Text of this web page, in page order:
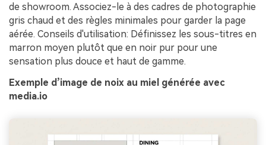
de showroom. Associez-le à des cadres de photographie
gris chaud et des règles minimales pour garder la page
aérée. Conseils d'utilisation: Définissez les sous-titres en
marron moyen plutôt que en noir pur pour une
sensation plus douce et haut de gamme.
Exemple d’image de noix au miel générée avec
media.io